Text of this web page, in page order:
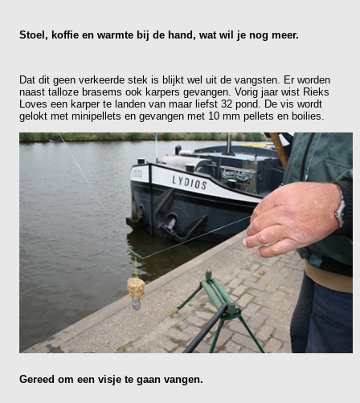
Stoel, koffie en warmte bij de hand, wat wil je nog meer.
Dat dit geen verkeerde stek is blijkt wel uit de vangsten. Er worden
naast talloze brasems ook karpers gevangen. Vorig jaar wist Rieks
Loves een karper te landen van maar liefst 32 pond. De vis wordt
gelokt met minipellets en gevangen met 10 mm pellets en boilies.
Gereed om een visje te gaan vangen.